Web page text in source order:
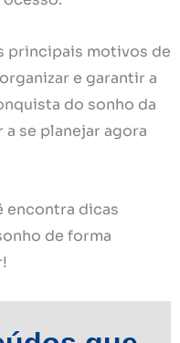
principais motivos de
e garantir a
do sonho da
se planejar agora
encontra dicas
de forma